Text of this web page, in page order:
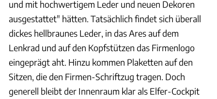
und mit hochwertigem Leder und neuen Dekoren
ausgestattet" hätten. Tatsächlich findet sich überall
dickes hellbraunes Leder, in das Ares auf dem
Lenkrad und auf den Kopfstützen das Firmenlogo
eingeprägt aht. Hinzu kommen Plaketten auf den
Sitzen, die den Firmen-Schriftzug tragen. Doch
generell bleibt der Innenraum klar als Elfer-Cockpit